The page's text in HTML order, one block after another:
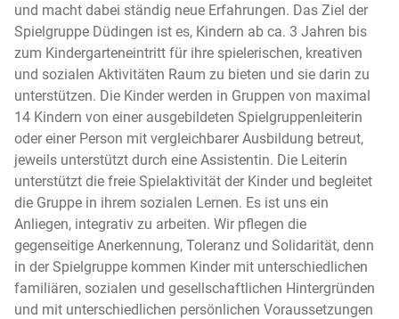
und macht dabei ständig neue Erfahrungen. Das Ziel der
Spielgruppe Düdingen ist es, Kindern ab ca. 3 Jahren bis
zum Kindergarteneintritt für ihre spielerischen, kreativen
und sozialen Aktivitäten Raum zu bieten und sie darin zu
unterstützen. Die Kinder werden in Gruppen von maximal
14 Kindern von einer ausgebildeten Spielgruppenleiterin
oder einer Person mit vergleichbarer Ausbildung betreut,
jeweils unterstützt durch eine Assistentin. Die Leiterin
unterstützt die freie Spielaktivität der Kinder und begleitet
die Gruppe in ihrem sozialen Lernen. Es ist uns ein
Anliegen, integrativ zu arbeiten. Wir pflegen die
gegenseitige Anerkennung, Toleranz und Solidarität, denn
in der Spielgruppe kommen Kinder mit unterschiedlichen
familiären, sozialen und gesellschaftlichen Hintergründen
und mit unterschiedlichen persönlichen Voraussetzungen